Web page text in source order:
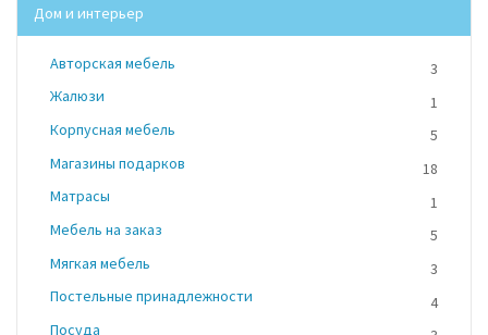
Дом и интерьер
Авторская мебель
3
Жалюзи
1
Корпусная мебель
5
Магазины подарков
18
Матрасы
1
Мебель на заказ
5
Мягкая мебель
3
Постельные принадлежности
4
Посуда